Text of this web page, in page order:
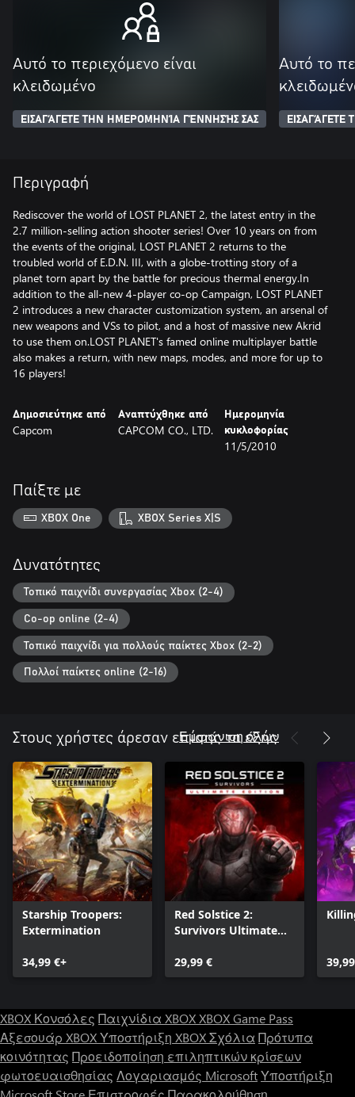
Αυτό το περιεχόμενο είναι
κλειδωμένο
ΕΙΣΑΓΆΓΕΤΕ ΤΗΝ ΗΜΕΡΟΜΗΝΊΑ ΓΈΝΝΗΣΉΣ ΣΑΣ
Αυτό το
Περιγραφή
Rediscover the world of LOST PLANET 2, the latest entry in the
2.7 million-selling action shooter series! Over 10 years on from
the events of the original, LOST PLANET 2 returns to the
troubled world of E.D.N. III, with a globe-trotting story of a
planet torn apart by the battle for precious thermal energy.In
addition to the all-new 4-player co-op Campaign, LOST PLANET
2 introduces a new character customization system, an arsenal of
new weapons and VSs to pilot, and a host of massive new Akrid
to use them on.LOST PLANET's famed online multiplayer battle
also makes a return, with new maps, modes, and more for up to
16 players!
Δημοσιεύτηκε από
Capcom
Αναπτύχθηκε από
CAPCOM CO., LTD.
Ημερομηνία
κυκλοφορίας
11/5/2010
Παίξτε με
XBOX One XBOX Series X|S
Δυνατότητες
Τοπικό παιχνίδι συνεργασίας Xbox (2-4)
Co-op online (2-4)
Τοπικό παιχνίδι για πολλούς παίκτες Xbox (2-2)
Πολλοί παίκτες online (2-16)
Στους χρήστες άρεσαν επίσης τα εξής
Εμφάνιση όλων
Starship Troopers:
Extermination
34,99 €+
Red Solstice 2:
Survivors Ultimate
29,99 €
XBOX Κονσόλες Παιχνίδια XBOXXBOX Game Pass
Αξεσουάρ XBOXΥποστήριξη XBOXΣχόλια Πρότυπα
κοινότητας Προειδοποίηση επιληπτικών κρίσεων
φωτοευαισθησίας Λογαριασμός MicrosoftΥποστήριξη